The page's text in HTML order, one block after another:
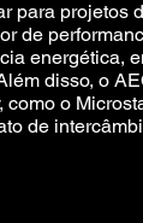
para projetos
de
energética,
disso, o
o
de